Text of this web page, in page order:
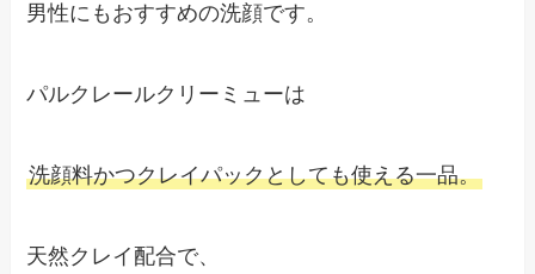
男性にもおすすめの洗顔です。
パルクレールクリーミューは
洗顔料かつクレイパックとしても使える一品。
天然クレイ配合で、